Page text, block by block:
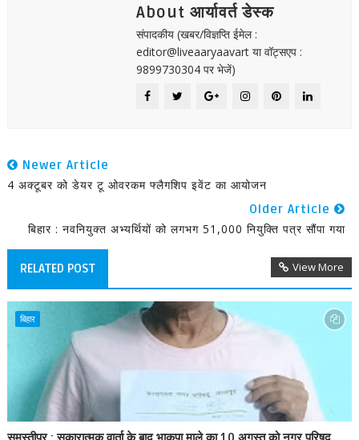
About आर्यावर्त डेस्क
संपादकीय (खबर/विज्ञप्ति ईमेल :
editor@liveaaryaavart या वॉट्सएप :
9899730304 पर भेजें)
Newer Article
4 अक्टूबर को डेयर टू ओवरकम फ्लैगशिप इवेंट का आयोजन
Older Article
बिहार : नवनियुक्त अभ्यर्थियों को लगभग 51,000 नियुक्ति पत्र सौंपा गया
RELATED POST View More
बिहार